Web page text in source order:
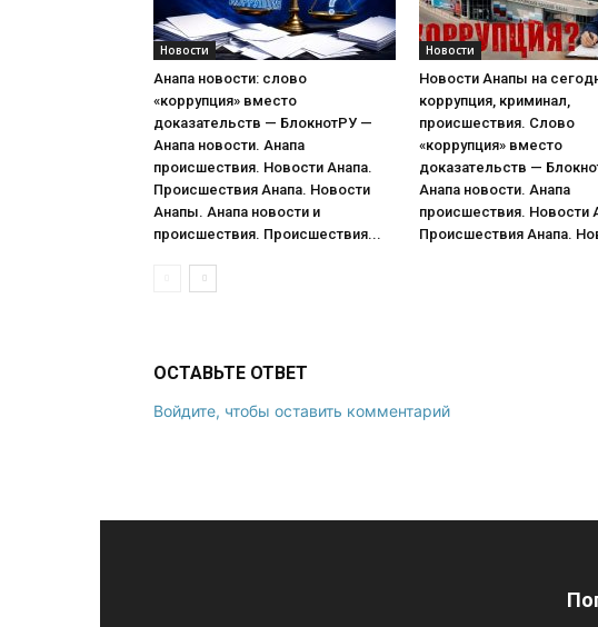
Новости
Анапа новости: слово
«коррупция» вместо
доказательств — БлокнотРУ —
Анапа новости. Анапа
происшествия. Новости Анапа.
Происшествия Анапа. Новости
Анапы. Анапа новости и
происшествия. Происшествия...
Новости
Новости Анапы на
коррупция, криминал,
происшествия. Слово
«коррупция» вместо
доказательств —
Анапа новости. Анапа
происшествия. Новости
Происшествия Анапа.
ОСТАВЬТЕ ОТВЕТ
Войдите, чтобы оставить комментарий